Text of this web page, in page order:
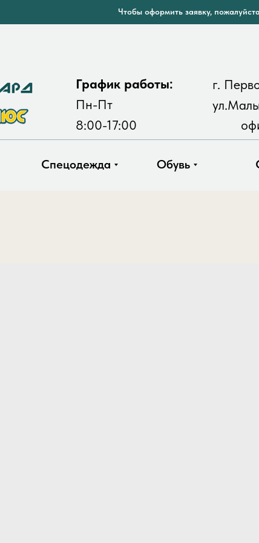
Чтобы оформить заявку,
График работы:
Пн-Пт
8:00-17:00
г.
Спецодежда Обувь